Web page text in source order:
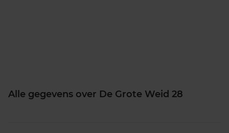
Alle gegevens over De Grote Weid 28